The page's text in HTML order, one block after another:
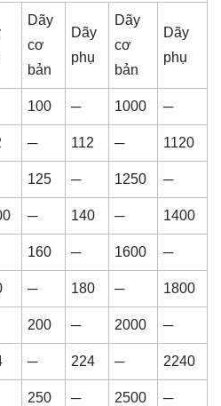
Dãy
cơ
bản
Dãy
phụ
Dãy
cơ
bản
Dãy
phụ
100 ─ 1000 ─
─ 112 ─ 1120
125 ─ 1250 ─
─ 140 ─ 1400
160 ─ 1600 ─
─ 180 ─ 1800
200 ─ 2000 ─
─ 224 ─ 2240
250 ─ 2500 ─